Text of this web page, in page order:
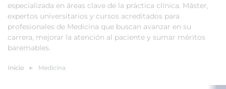
especializada en áreas clave de la práctica clínica. Máster,
expertos universitarios y cursos acreditados para
profesionales de Medicina que buscan avanzar en su
carrera, mejorar la atención al paciente y sumar méritos
baremables.
Inicio Medicina